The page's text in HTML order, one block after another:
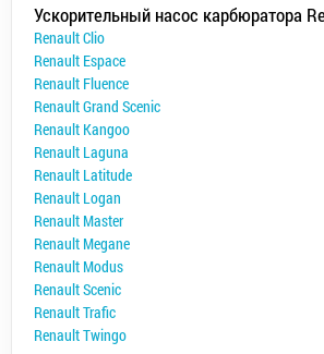
Ускорительный насос карбюратора
Renault Clio
Renault Espace
Renault Fluence
Renault Grand Scenic
Renault Kangoo
Renault Laguna
Renault Latitude
Renault Logan
Renault Master
Renault Megane
Renault Modus
Renault Scenic
Renault Trafic
Renault Twingo